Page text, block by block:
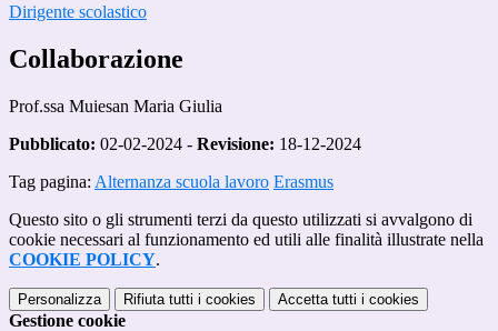
Dirigente scolastico
Collaborazione
Prof.ssa Muiesan Maria Giulia
Pubblicato: 02-02-2024 - Revisione: 18-12-2024
Tag pagina: Alternanza scuola lavoro Erasmus
Questo sito o gli strumenti terzi da questo utilizzati si avvalgono di
cookie necessari al funzionamento ed utili alle finalità illustrate nella
COOKIE POLICY.
Personalizza Rifiuta tutti i cookies Accetta tutti i cookies
Gestione cookie